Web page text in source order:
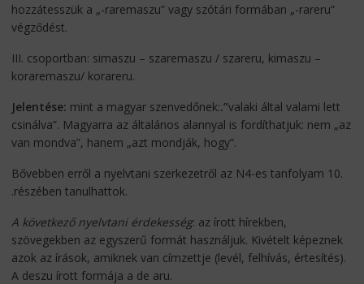
hozzátesszük a „-raremaszu” vagy szótári formában „-rareru”
végződést.
III. csoportban: simaszu – szaremaszu / szareru, kimaszu –
koraremaszu/ korareru.
Jelentése: mint a magyar szenvedőnek:.”valaki által valami lett
csinálva”. Magyarra az általános alannyal is fordíthatjuk: nem „az
van mondva”, hanem „azt mondják, hogy”.
Bővebben erről a nyelvtani szerkezetről az N4-es tanfolyam 10.
.részében tanulhattok.
A következő nyelvtani érdekesség: az írott hírekben,
szövegekben az egyszerű formát használjuk. Kivételt képeznek
azok az írások, amiknek van címzettje (levél, felhívás, értesítés).
A deszu írott formája a de aru.